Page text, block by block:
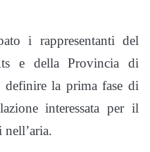
i rappresentanti del
e della Provincia di
la prima fase di
interessata per il